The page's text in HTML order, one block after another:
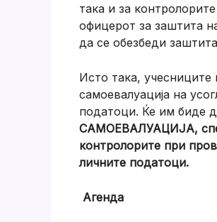
така и за
офицерот за заштита
да се обезбеди
Исто така, учесниците
самоевалуација на
податоци. Ќе им биде
САМОЕВАЛУАЦИЈА,
контролорите при
личните податоци.
Агенда